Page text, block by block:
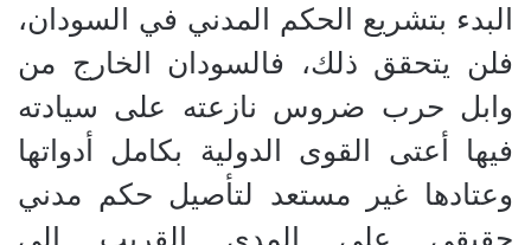
البدء بتشريع الحكم المدني في السودان،
فلن يتحقق ذلك، فالسودان الخارج من
وابل حرب ضروس نازعته على سيادته
فيها أعتى القوى الدولية بكامل أدواتها
وعتادها غير مستعد لتأصيل حكم مدني
حقيقي على المدى القريب إلى